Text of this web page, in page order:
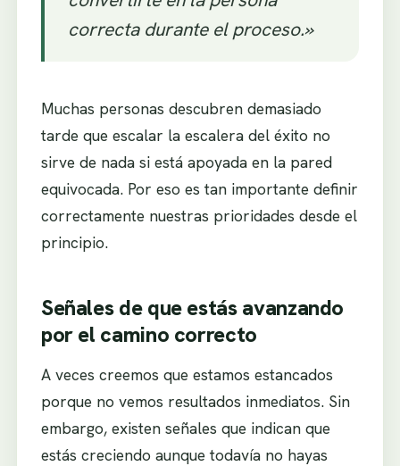
correcta durante el proceso.»
Muchas personas descubren demasiado
tarde que escalar la escalera del éxito no
sirve de nada si está apoyada en la pared
equivocada. Por eso es tan importante definir
correctamente nuestras prioridades desde el
principio.
Señales de que estás avanzando
por el camino correcto
A veces creemos que estamos estancados
porque no vemos resultados inmediatos. Sin
embargo, existen señales que indican que
estás creciendo aunque todavía no hayas